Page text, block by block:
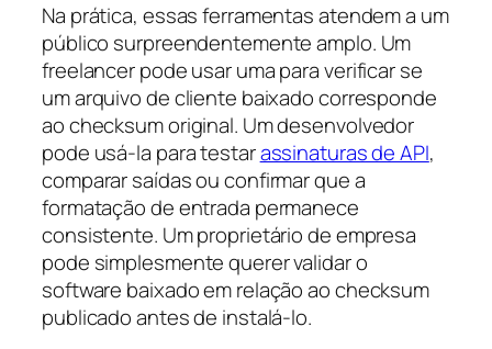
Na prática, essas ferramentas atendem a um
público surpreendentemente amplo. Um
freelancer pode usar uma para verificar se
um arquivo de cliente baixado corresponde
ao checksum original. Um desenvolvedor
pode usá-la para testarassinaturas de API,
comparar saídas ou confirmar que a
formatação de entrada permanece
consistente. Um proprietário de empresa
pode simplesmente querer validar o
software baixado em relação ao checksum
publicado antes de instalá-lo.